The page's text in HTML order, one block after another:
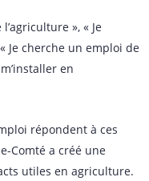
», « Je
Je cherche un emploi de
en
répondent à ces
Comté a créé une
utiles en agriculture.